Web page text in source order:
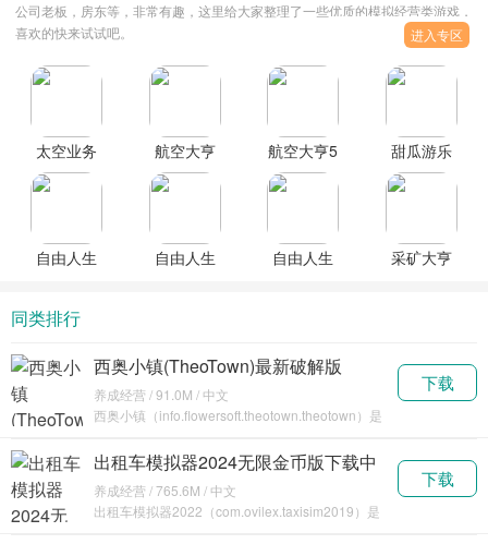
公司老板，房东等，非常有趣，这里给大家整理了一些优质的模拟经营类游戏，
喜欢的快来试试吧。
进入专区
太空业务
大亨(Idle
Space
Tycoon)内
置菜单版
航空大亨
4(AirTycoon
4)最新破
航空大亨5
中文完整
破解版
甜瓜游乐
场26.0国
际版官方
(Melon
Sandbox)
自由人生
自由人生
自由人生
采矿大亨
同类排行
西奥小镇(TheoTown)最新破解版
v1.11.82a
养成经营 / 91.0M / 中文
西奥小镇（info.flowersoft.theotown.theotown）是
下载
出租车模拟器2024无限金币版下载中
文v1.3.8
养成经营 / 765.6M / 中文
出租车模拟器2022（com.ovilex.taxisim2019）是
下载